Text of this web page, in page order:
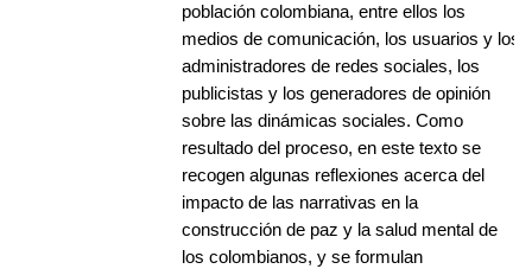
población colombiana, entre ellos los
medios de comunicación, los usuarios y los
administradores de redes sociales, los
publicistas y los generadores de opinión
sobre las dinámicas sociales. Como
resultado del proceso, en este texto se
recogen algunas reflexiones acerca del
impacto de las narrativas en la
construcción de paz y la salud mental de
los colombianos, y se formulan